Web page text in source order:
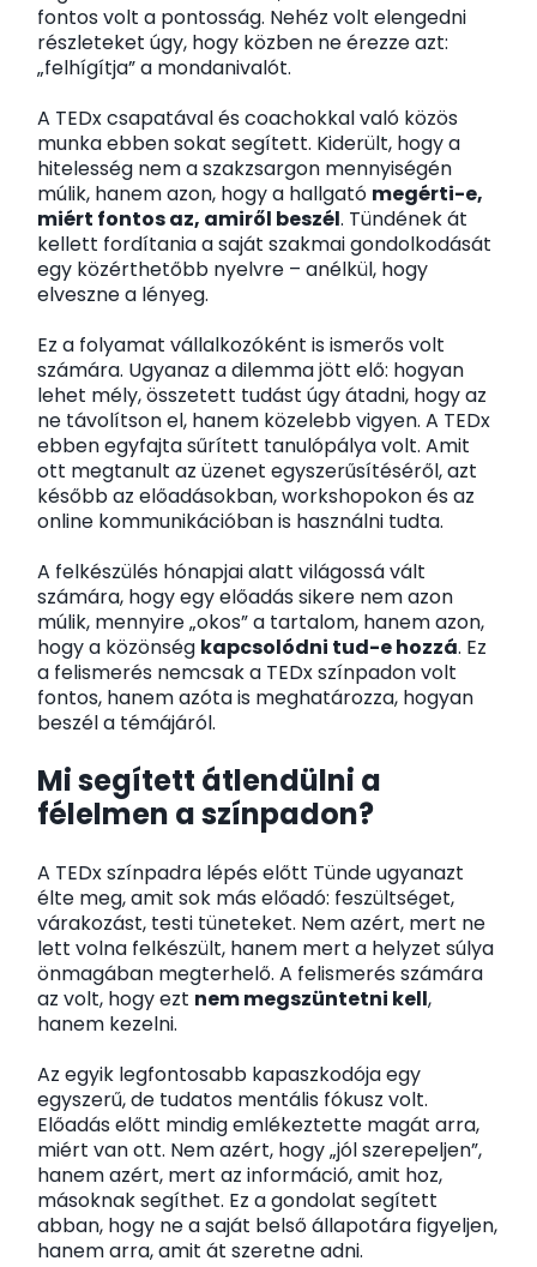
fontos volt a pontosság. Nehéz volt elengedni
részleteket úgy, hogy közben ne érezze azt:
„felhígítja” a mondanivalót.
A TEDx csapatával és coachokkal való közös
munka ebben sokat segített. Kiderült, hogy a
hitelesség nem a szakzsargon mennyiségén
múlik, hanem azon, hogy a hallgató megérti-e,
miért fontos az, amiről beszél. Tündének át
kellett fordítania a saját szakmai gondolkodását
egy közérthetőbb nyelvre – anélkül, hogy
elveszne a lényeg.
Ez a folyamat vállalkozóként is ismerős volt
számára. Ugyanaz a dilemma jött elő: hogyan
lehet mély, összetett tudást úgy átadni, hogy az
ne távolítson el, hanem közelebb vigyen. A TEDx
ebben egyfajta sűrített tanulópálya volt. Amit
ott megtanult az üzenet egyszerűsítéséről, azt
később az előadásokban, workshopokon és az
online kommunikációban is használni tudta.
A felkészülés hónapjai alatt világossá vált
számára, hogy egy előadás sikere nem azon
múlik, mennyire „okos” a tartalom, hanem azon,
hogy a közönség kapcsolódni tud-e hozzá. Ez
a felismerés nemcsak a TEDx színpadon volt
fontos, hanem azóta is meghatározza, hogyan
beszél a témájáról.
Mi segített átlendülni a
félelmen a színpadon?
A TEDx színpadra lépés előtt Tünde ugyanazt
élte meg, amit sok más előadó: feszültséget,
várakozást, testi tüneteket. Nem azért, mert ne
lett volna felkészült, hanem mert a helyzet súlya
önmagában megterhelő. A felismerés számára
az volt, hogy ezt nem megszüntetni kell,
hanem kezelni.
Az egyik legfontosabb kapaszkodója egy
egyszerű, de tudatos mentális fókusz volt.
Előadás előtt mindig emlékeztette magát arra,
miért van ott. Nem azért, hogy „jól szerepeljen”,
hanem azért, mert az információ, amit hoz,
másoknak segíthet. Ez a gondolat segített
abban, hogy ne a saját belső állapotára figyeljen,
hanem arra, amit át szeretne adni.